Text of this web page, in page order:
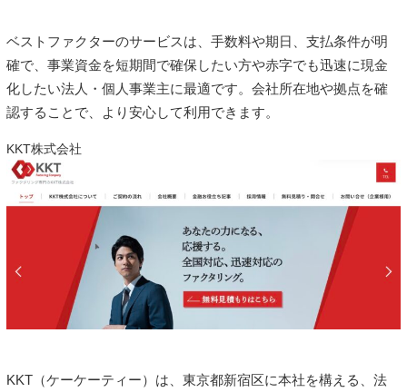
ベストファクターのサービスは、手数料や期日、支払条件が明
確で、事業資金を短期間で確保したい方や赤字でも迅速に現金
化したい法人・個人事業主に最適です。会社所在地や拠点を確
認することで、より安心して利用できます。
KKT株式会社
KKT（ケーケーティー）は、東京都新宿区に本社を構える、法